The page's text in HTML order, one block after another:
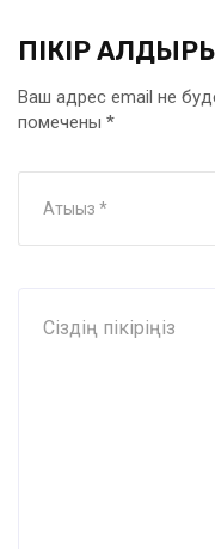
ПІКІР
Ваш адрес email не
помечены *